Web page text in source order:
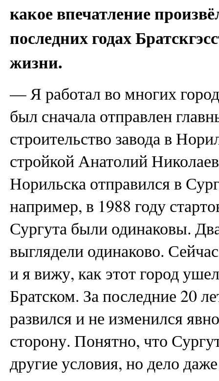
какое впечатление
последних годах
жизни.
— Я работал во многих
был сначала отправлен
строительство завода в
стройкой Анатолий
Норильска отправился в
например, в 1988 году
Сургута были одинаковы.
выглядели одинаково.
и я вижу, как этот город
Братском. За последние 20
развился и не изменился
сторону. Понятно, что
другие условия, но дело